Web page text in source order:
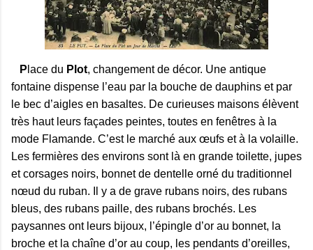
P lace du Plot, changement de décor. Une antique
fontaine dispense l’eau par la bouche de dauphins et par
le bec d’aigles en basaltes. De curieuses maisons élèvent
très haut leurs façades peintes, toutes en fenêtres à la
mode Flamande. C’est le marché aux œufs et à la volaille.
Les fermières des environs sont là en grande toilette, jupes
et corsages noirs, bonnet de dentelle orné du traditionnel
nœud du ruban. Il y a de grave rubans noirs, des rubans
bleus, des rubans paille, des rubans brochés. Les
paysannes ont leurs bijoux, l’épingle d’or au bonnet, la
broche et la chaîne d’or au coup, les pendants d’oreilles,